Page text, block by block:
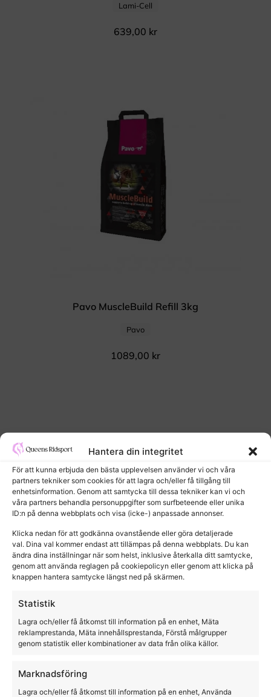
Hantera din integritet
För att kunna erbjuda den bästa upplevelsen använder vi och våra
partners tekniker som cookies för att lagra och/eller få tillgång till
enhetsinformation. Genom att samtycka till dessa tekniker kan vi och
våra partners behandla personuppgifter som surfbeteende eller unika
ID:n på denna webbplats och visa (icke-) anpassade annonser.
Klicka nedan för att godkänna ovanstående eller göra detaljerade
val. Dina val kommer endast att tillämpas på denna webbplats. Du kan
ändra dina inställningar när som helst, inklusive återkalla ditt samtycke,
genom att använda reglagen på cookiepolicyn eller genom att klicka på
knappen hantera samtycke längst ned på skärmen.
Statistik
Lagra och/eller få åtkomst till information på en enhet, Mäta
reklamprestanda, Mäta innehållsprestanda, Förstå målgrupper
genom statistik eller kombinationer av data från olika källor.
Marknadsföring
Lagra och/eller få åtkomst till information på en enhet, Använda
Lami-Cell
639,00 kr
Pavo MuscleBuild Refill 3kg
Pavo
1089,00 kr
Pavo Mobility 3Kg